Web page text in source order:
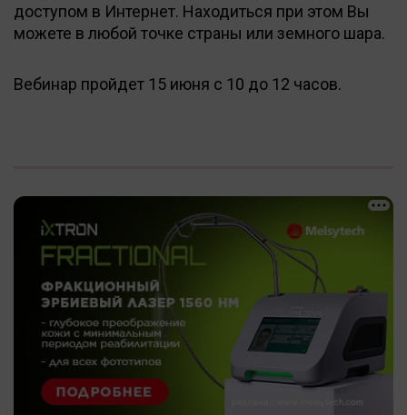
доступом в Интернет. Находиться при этом Вы
можете в любой точке страны или земного шара.
Вебинар пройдет 15 июня с 10 до 12 часов.